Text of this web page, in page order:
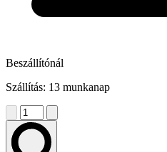
Beszállítónál
Szállítás: 13 munkanap